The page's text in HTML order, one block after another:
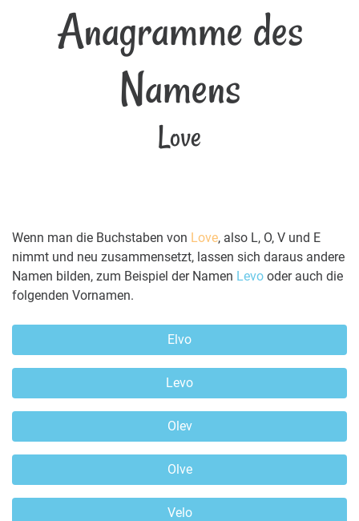
Anagramme des
Namens
Love
Wenn man die Buchstaben von Love, also L, O, V und E
nimmt und neu zusammensetzt, lassen sich daraus andere
Namen bilden, zum Beispiel der Namen Levo oder auch die
folgenden Vornamen.
Elvo
Levo
Olev
Olve
Velo